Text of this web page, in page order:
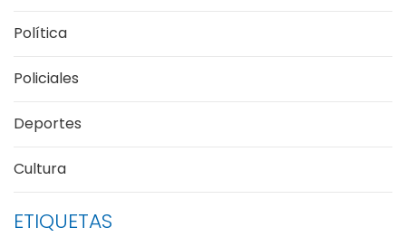
Política
Policiales
Deportes
Cultura
ETIQUETAS